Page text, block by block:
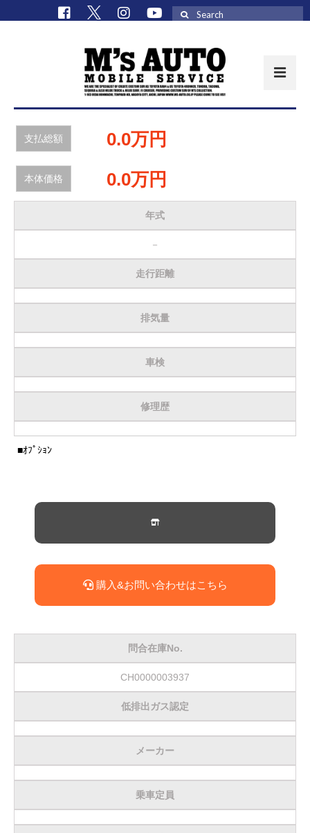
取扱車種一覧
在庫車 / パーツ
在庫車一覧
M’sCollectionパーツ一覧
店舗情報
会社概要
ニュース
スタッフブログ
お客様の声
お問い合わせ
メールフォーム
電話はこちら
支払総額 0.0万円
本体価格 0.0万円
年式
－
走行距離
排気量
車検
修理歴
■ｵﾌﾟｼｮﾝ
購入&お問い合わせはこちら
問合在庫No.
CH0000003937
低排出ガス認定
メーカー
乗車定員